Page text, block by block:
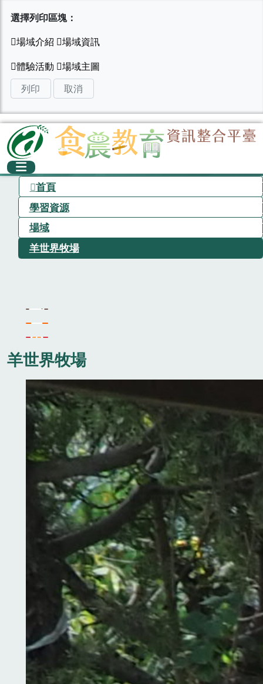
選擇列印區塊：
列印 取消
首頁
學習資源
場域
羊世界牧場
羊世界牧場